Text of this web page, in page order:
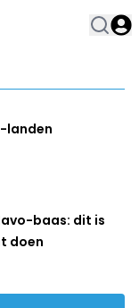
landen
baas: dit is
doen